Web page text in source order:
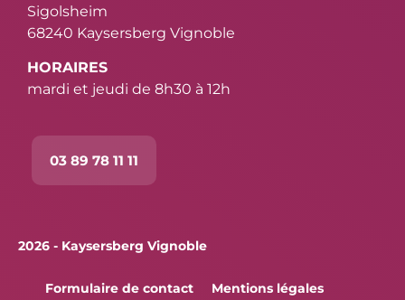
Sigolsheim
68240 Kaysersberg Vignoble
HORAIRES
mardi et jeudi de 8h30 à 12h
03 89 78 11 11
2026 - Kaysersberg Vignoble
Formulaire de contact
Mentions légales